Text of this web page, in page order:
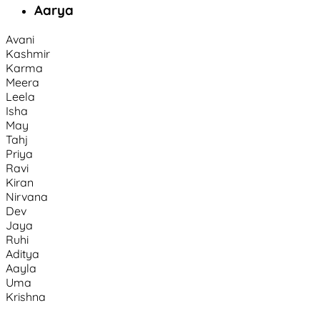
Aarya
Avani
Kashmir
Karma
Meera
Leela
Isha
May
Tahj
Priya
Ravi
Kiran
Nirvana
Dev
Jaya
Ruhi
Aditya
Aayla
Uma
Krishna